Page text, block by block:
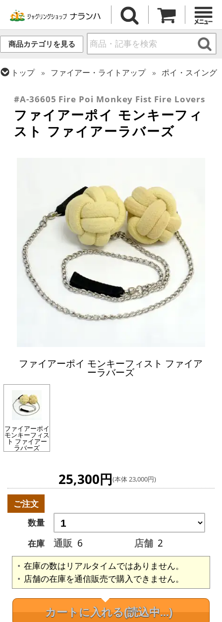
商品カテゴリを見る
トップ ファイアー・ライトアップ
ポイ・スイング
#A-36605 Fire Poi Monkey Fist Fire Lovers
ファイアーポイ モンキーフィ
スト ファイアーラバーズ
ファイアーポイ モンキーフィスト ファイア
ーラバーズ
ファイアーポイ
モンキーフィス
ト ファイアー
ラバーズ
25,300円(本体 23,000円)
ご注文
数量
在庫
通販 6 店舗 2
在庫の数はリアルタイムではありません。
店舗の在庫を通信販売で購入できません。
カートに入れる(読込中...)